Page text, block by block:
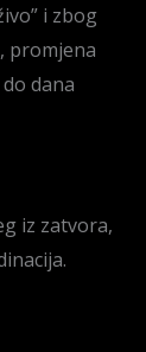
i zbog
promjena
dana
iz zatvora,